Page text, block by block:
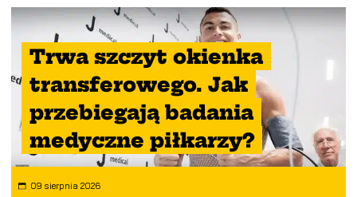
Trwa szczyt okienka
transferowego. Jak
przebiegają badania
medyczne piłkarzy?
09 sierpnia 2026